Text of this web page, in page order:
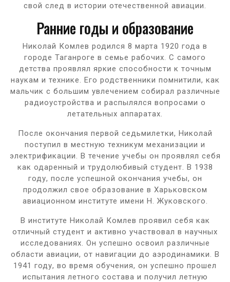
свой след в истории отечественной авиации.
Ранние годы и образование
Николай Комлев родился 8 марта 1920 года в
городе Таганроге в семье рабочих. С самого
детства проявлял яркие способности к точным
наукам и технике. Его родственники помнитили, как
мальчик с большим увлечением собирал различные
радиоустройства и распылялся вопросами о
летательных аппаратах.
После окончания первой седьмилетки, Николай
поступил в местную техникум механизации и
электрификации. В течение учебы он проявлял себя
как одаренный и трудолюбивый студент. В 1938
году, после успешной окончания учебы, он
продолжил свое образование в Харьковском
авиационном институте имени Н. Жуковского.
В институте Николай Комлев проявил себя как
отличный студент и активно участвовал в научных
исследованиях. Он успешно освоил различные
области авиации, от навигации до аэродинамики. В
1941 году, во время обучения, он успешно прошел
испытания летного состава и получил летную